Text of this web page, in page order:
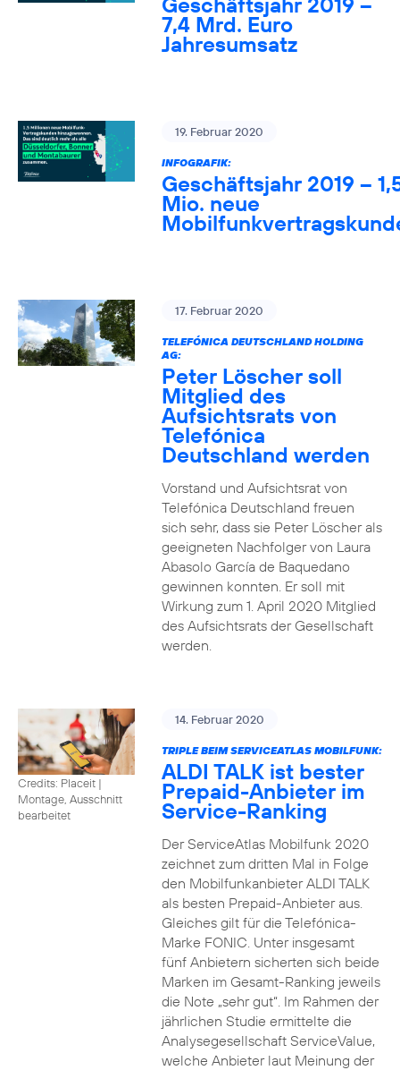
7,4 Mrd. Euro
Jahresumsatz
19. Februar 2020
INFOGRAFIK:
Geschäftsjahr 2019 –
Mio. neue
17. Februar 2020
TELEFÓNICA DEUTSCHLAND HOLDING
AG:
Peter Löscher soll
Mitglied des
Aufsichtsrats von
Telefónica
Deutschland werden
Vorstand und Aufsichtsrat von
Telefónica Deutschland freuen
sich sehr, dass sie Peter Löscher als
geeigneten Nachfolger von Laura
Abasolo García de Baquedano
gewinnen konnten. Er soll mit
Wirkung zum 1. April 2020 Mitglied
des Aufsichtsrats der Gesellschaft
werden.
Credits: Placeit |
Montage, Ausschnitt
bearbeitet
14. Februar 2020
TRIPLE BEIM SERVICEATLAS MOBILFUNK:
ALDI TALK ist bester
Prepaid-Anbieter im
Service-Ranking
Der ServiceAtlas Mobilfunk 2020
zeichnet zum dritten Mal in Folge
den Mobilfunkanbieter ALDI TALK
als besten Prepaid-Anbieter aus.
Gleiches gilt für die Telefónica-
Marke FONIC. Unter insgesamt
fünf Anbietern sicherten sich beide
Marken im Gesamt-Ranking jeweils
die Note „sehr gut“. Im Rahmen der
jährlichen Studie ermittelte die
Analysegesellschaft ServiceValue,
welche Anbieter laut Meinung der